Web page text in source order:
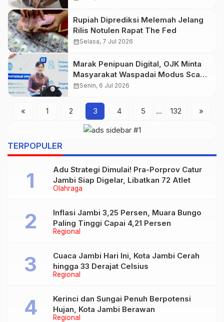
Rupiah Diprediksi Melemah Jelang
Rilis Notulen Rapat The Fed
calendar_monthSelasa, 7 Jul 2026
Marak Penipuan Digital, OJK Minta
Masyarakat Waspadai Modus Scam
Online
calendar_monthSenin, 6 Jul 2026
« 1 2 3 4 5 … 132 »
TERPOPULER
Olahraga
Adu Strategi Dimulai! Pra-Porprov Catur
Jambi Siap Digelar, Libatkan 72 Atlet
Regional
Inflasi Jambi 3,25 Persen, Muara Bungo
Paling Tinggi Capai 4,21 Persen
Regional
Cuaca Jambi Hari Ini, Kota Jambi Cerah
hingga 33 Derajat Celsius
Regional
Kerinci dan Sungai Penuh Berpotensi
Hujan, Kota Jambi Berawan